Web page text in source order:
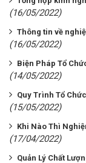
(16/05/2022)
Thông tin về
(16/05/2022)
Biện Pháp Tổ
(14/05/2022)
Quy Trình Tổ
(15/05/2022)
Khi Nào Thì
(17/04/2022)
Quản Lý Chất